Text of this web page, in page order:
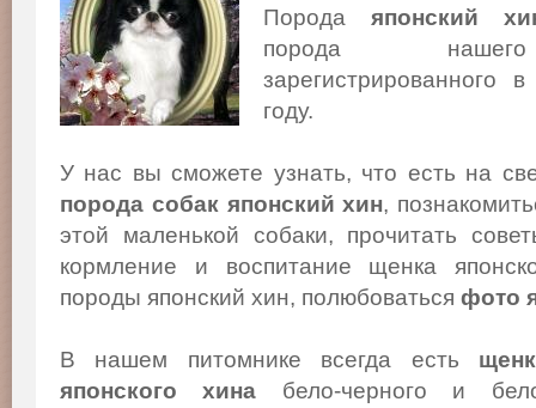
Порода японский
порода
году.
У нас вы сможете узнать, что есть на
порода собак японский хин,
этой маленькой собаки, прочитать
кормление и воспитание щенка
породы японский хин, полюбоваться фото
В нашем питомнике всегда есть
японского хина бело-черного и